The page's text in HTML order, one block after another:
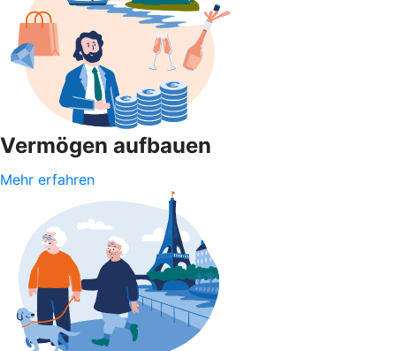
Vermögen aufbauen
Mehr erfahren